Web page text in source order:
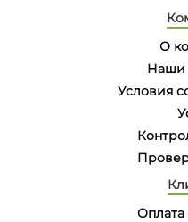
О
Наши
Условия
Оплата